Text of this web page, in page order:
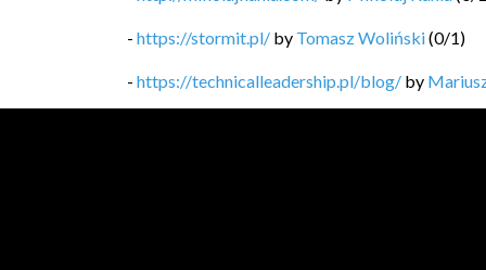
- https://stormit.pl/ by Tomasz Woliński(0/1)
- https://technicalleadership.pl/blog/ by